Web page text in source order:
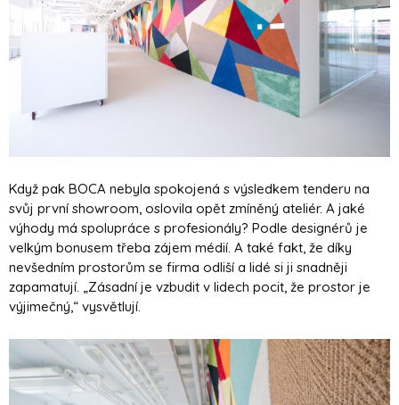
Když pak BOCA nebyla spokojená s výsledkem tenderu na
svůj první showroom, oslovila opět zmíněný ateliér. A jaké
výhody má spolupráce s profesionály? Podle designérů je
velkým bonusem třeba zájem médií. A také fakt, že díky
nevšedním prostorům se firma odliší a lidé si ji snadněji
zapamatují. „Zásadní je vzbudit v lidech pocit, že prostor je
výjimečný,“ vysvětlují.